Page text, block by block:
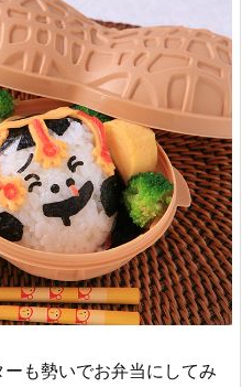
も勢いでお弁当にしてみ